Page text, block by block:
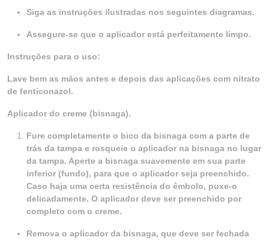
Siga as instruções ilustradas nos seguintes diagramas.
Assegure-se que o aplicador está perfeitamente limpo.
Instruções para o uso:
Lave bem as mãos antes e depois das aplicações com nitrato
de fenticonazol.
Aplicador do creme (bisnaga).
Fure completamente o bico da bisnaga com a parte de
trás da tampa e rosqueie o aplicador na bisnaga no lugar
da tampa. Aperte a bisnaga suavemente em sua parte
inferior (fundo), para que o aplicador seja preenchido.
Caso haja uma certa resistência do êmbolo, puxe-o
delicadamente. O aplicador deve ser preenchido por
completo com o creme.
Remova o aplicador da bisnaga, que deve ser fechada